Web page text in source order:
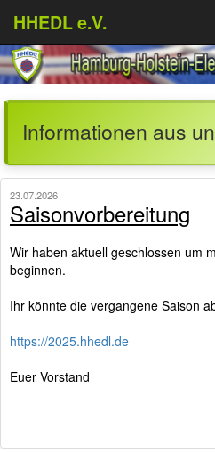
HHEDL e.V.
Informationen aus
23.07.2026
Saisonvorbereitung
Wir haben aktuell geschlossen um
beginnen.
Ihr könnte die vergangene Saison
https://2025.hhedl.de
Euer Vorstand